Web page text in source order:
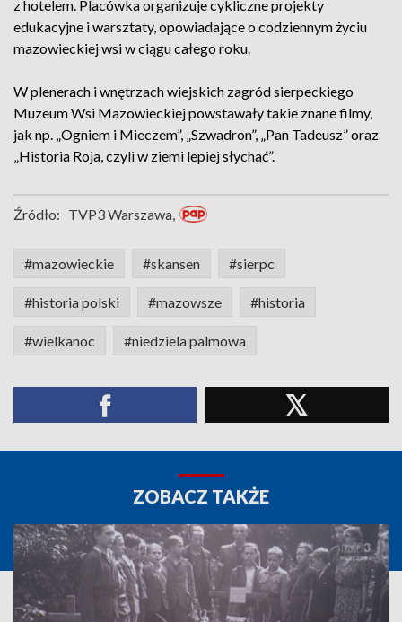
z hotelem. Placówka organizuje cykliczne projekty
edukacyjne i warsztaty, opowiadające o codziennym życiu
mazowieckiej wsi w ciągu całego roku.
W plenerach i wnętrzach wiejskich zagród sierpeckiego
Muzeum Wsi Mazowieckiej powstawały takie znane filmy,
jak np. „Ogniem i Mieczem”, „Szwadron”, „Pan Tadeusz” oraz
„Historia Roja, czyli w ziemi lepiej słychać”.
Źródło: TVP3 Warszawa,
#mazowieckie #skansen #sierpc
#historia polski #mazowsze #historia
#wielkanoc #niedziela palmowa
ZOBACZ TAKŻE